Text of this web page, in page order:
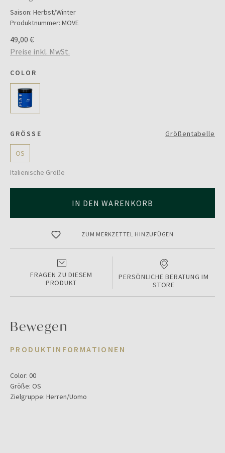
Saison: Herbst/Winter
Produktnummer: MOVE
49,00 €
Preise inkl. MwSt.
COLOR
GRÖSSE Größentabelle
OS
Italienische Größe
IN DEN WARENKORB
ZUM MERKZETTEL HINZUFÜGEN
FRAGEN ZU DIESEM
PRODUKT
PERSÖNLICHE BERATUNG IM
STORE
Bewegen
PRODUKTINFORMATIONEN
Color: 00
Größe: OS
Zielgruppe: Herren/Uomo